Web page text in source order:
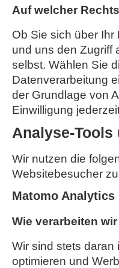
Auf welcher
Ob Sie sich über
und uns den Zugriff
selbst. Wählen Sie
Datenverarbeitung
der Grundlage von
Einwilligung
Analyse-Tools
Wir nutzen die
Websitebesucher
Matomo
Wie verarbeiten
Wir sind stets daran
optimieren und